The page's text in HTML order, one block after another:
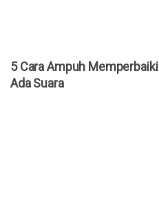
5 Cara Ampuh
Ada Suara